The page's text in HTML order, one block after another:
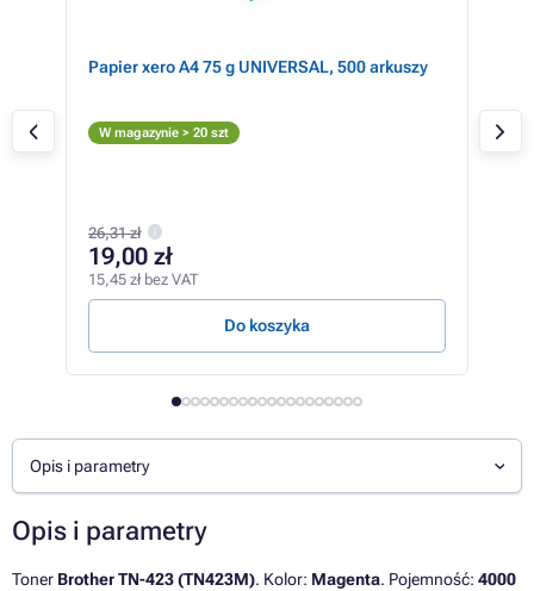
Papier xero A4 75 g UNIVERSAL, 500 arkuszy
W magazynie > 20 szt
26,31 zł
19,00 zł
15,45 zł bez VAT
Do koszyka
Opis i parametry
Opis i parametry
Toner Brother TN-423 (TN423M). Kolor: Magenta. Pojemność: 4000